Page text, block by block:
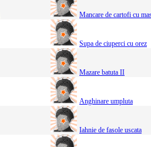
Mancare de cartofi cu
Supa de ciuperci cu orez
Mazare batuta II
Anghinare umpluta
Iahnie de fasole uscata